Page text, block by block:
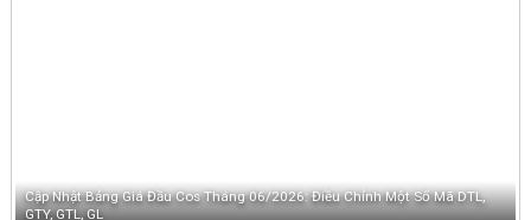
Cập Nhật Bảng Giá Đầu Cos Tháng 06/2026: Điều Chỉnh Một Số Mã DTL,
GTY, GTL, GL